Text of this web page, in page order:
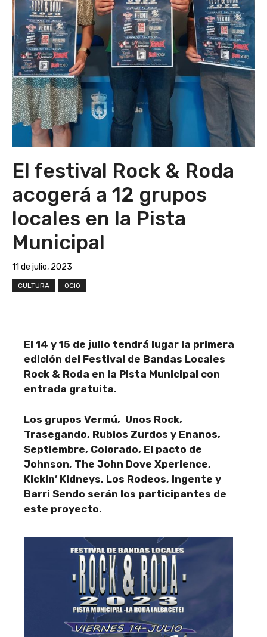
El festival Rock & Roda
acogerá a 12 grupos
locales en la Pista
Municipal
11 de julio, 2023
CULTURA OCIO
El 14 y 15 de julio tendrá lugar la primera
edición del Festival de Bandas Locales
Rock & Roda en la Pista Municipal con
entrada gratuita.
Los grupos Vermú, Unos Rock,
Trasegando, Rubios Zurdos y Enanos,
Septiembre, Colorado, El pacto de
Johnson, The John Dove Xperience,
Kickin’ Kidneys, Los Rodeos, Ingente y
Barri Sendo serán los participantes de
este proyecto.